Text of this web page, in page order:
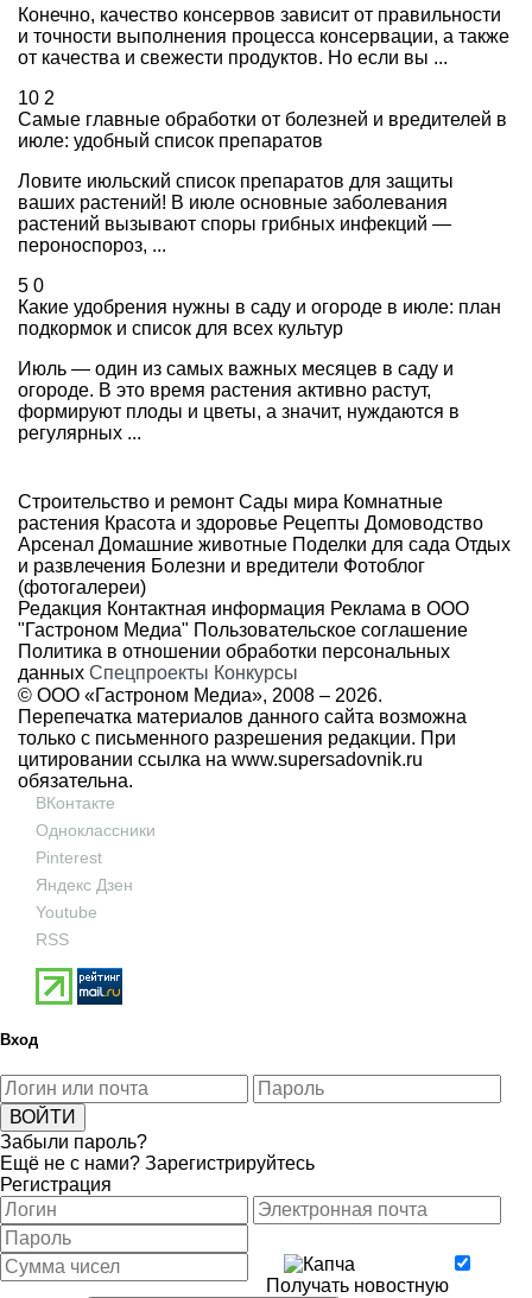
Конечно, качество консервов зависит от правильности
и точности выполнения процесса консервации, а также
от качества и свежести продуктов. Но если вы ...
10 2
Самые главные обработки от болезней и вредителей в
июле: удобный список препаратов
Ловите июльский список препаратов для защиты
ваших растений! В июле основные заболевания
растений вызывают споры грибных инфекций —
пероноспороз, ...
5 0
Какие удобрения нужны в саду и огороде в июле: план
подкормок и список для всех культур
Июль — один из самых важных месяцев в саду и
огороде. В это время растения активно растут,
формируют плоды и цветы, а значит, нуждаются в
регулярных ...
Строительство и ремонт Сады мира Комнатные
растения Красота и здоровье Рецепты Домоводство
Арсенал Домашние животные Поделки для сада Отдых
и развлечения Болезни и вредители Фотоблог
(фотогалереи)
Редакция Контактная информация Реклама в ООО
"Гастроном Медиа" Пользовательское соглашение
Политика в отношении обработки персональных
данных Спецпроекты Конкурсы
© ООО «Гастроном Медиа», 2008 – 2026.
Перепечатка материалов данного сайта возможна
только с письменного разрешения редакции. При
цитировании ссылка на www.supersadovnik.ru
обязательна.
ВКонтакте
Одноклассники
Pinterest
Яндекс Дзен
Youtube
RSS
Вход
Забыли пароль?
Ещё не с нами? Зарегистрируйтесь
Регистрация
Получать новостную